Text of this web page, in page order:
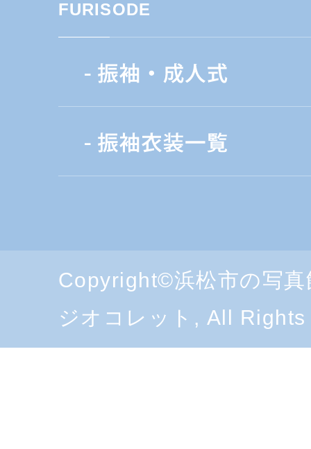
FURISODE
Copyright©浜松市の写
ジオコレット, All